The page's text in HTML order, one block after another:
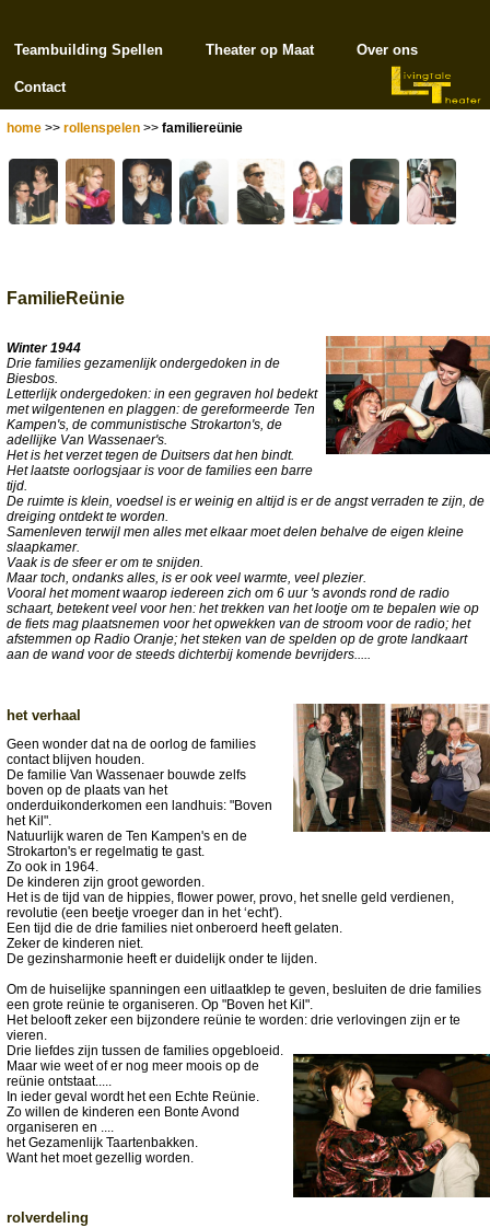
Teambuilding Spellen Theater op Maat Over ons
Contact
home >> rollenspelen >> familiereünie
FamilieReünie
Winter 1944
Drie families gezamenlijk ondergedoken in de
Biesbos.
Letterlijk ondergedoken: in een gegraven hol bedekt
met wilgentenen en plaggen: de gereformeerde Ten
Kampen's, de communistische Strokarton's, de
adellijke Van Wassenaer's.
Het is het verzet tegen de Duitsers dat hen bindt.
Het laatste oorlogsjaar is voor de families een barre
tijd.
De ruimte is klein, voedsel is er weinig en altijd is er de angst verraden te zijn, de
dreiging ontdekt te worden.
Samenleven terwijl men alles met elkaar moet delen behalve de eigen kleine
slaapkamer.
Vaak is de sfeer er om te snijden.
Maar toch, ondanks alles, is er ook veel warmte, veel plezier.
Vooral het moment waarop iedereen zich om 6 uur 's avonds rond de radio
schaart, betekent veel voor hen: het trekken van het lootje om te bepalen wie op
de fiets mag plaatsnemen voor het opwekken van de stroom voor de radio; het
afstemmen op Radio Oranje; het steken van de spelden op de grote landkaart
aan de wand voor de steeds dichterbij komende bevrijders.....
het verhaal
Geen wonder dat na de oorlog de families
contact blijven houden.
De familie Van Wassenaer bouwde zelfs
boven op de plaats van het
onderduikonderkomen een landhuis: "Boven
het Kil".
Natuurlijk waren de Ten Kampen's en de
Strokarton's er regelmatig te gast.
Zo ook in 1964.
De kinderen zijn groot geworden.
Het is de tijd van de hippies, flower power, provo, het snelle geld verdienen,
revolutie (een beetje vroeger dan in het ‘echt').
Een tijd die de drie families niet onberoerd heeft gelaten.
Zeker de kinderen niet.
De gezinsharmonie heeft er duidelijk onder te lijden.
Om de huiselijke spanningen een uitlaatklep te geven, besluiten de drie families
een grote reünie te organiseren. Op "Boven het Kil".
Het belooft zeker een bijzondere reünie te worden: drie verlovingen zijn er te
vieren.
Drie liefdes zijn tussen de families opgebloeid.
Maar wie weet of er nog meer moois op de
reünie ontstaat.....
In ieder geval wordt het een Echte Reünie.
Zo willen de kinderen een Bonte Avond
organiseren en ....
het Gezamenlijk Taartenbakken.
Want het moet gezellig worden.
rolverdeling